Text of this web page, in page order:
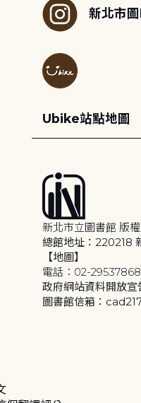
新北市
Ubike站點地圖
新北市立圖書館 版
總館地址：220218
【地圖】
電話：02-
政府網站資料開放宣
圖書館信箱：